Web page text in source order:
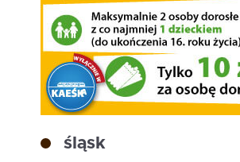
śląsk